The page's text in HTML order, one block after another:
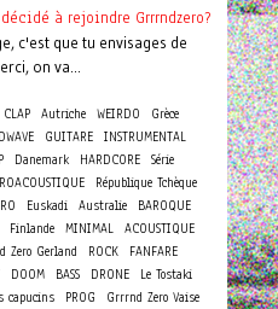
à rejoindre Grrrndzero?
c'est que tu envisages de
on va...
CLAP Autriche WEIRDO
Grèce
GUITARE INSTRUMENTAL
Danemark HARDCORE
Série
République Tchèque
Euskadi Australie
BAROQUE
Finlande MINIMAL ACOUSTIQUE
Zero Gerland ROCK
FANFARE
DOOM BASS DRONE
Le Tostaki
capucins PROG
Grrrnd Zero Vaise